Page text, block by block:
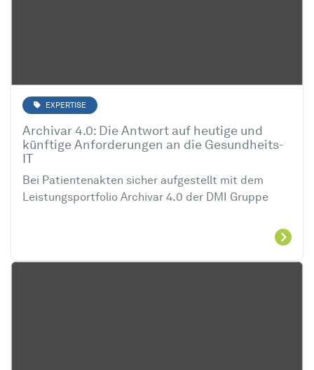
EXPERTISE
Archivar 4.0: Die Antwort auf heutige und
künftige Anforderungen an die Gesundheits-
Bei Patientenakten sicher aufgestellt mit dem
Leistungsportfolio Archivar 4.0 der DMI Gruppe